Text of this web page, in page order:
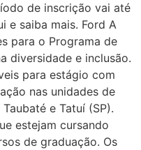
de inscrição vai até
e saiba mais. Ford A
para o Programa de
diversidade e inclusão.
para estágio com
nas unidades de
e Tatuí (SP).
estejam cursando
de graduação. Os